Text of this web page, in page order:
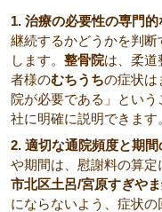
1. 治療の必要性の専門的
継続するかどうかを判
します。 整骨院は、柔道
者様のむちうちの症状は
院が必要である」とい
社に明確に説明できます
2. 適切な通院頻度と期
や期間は、慰謝料の算定
市北区土呂/宮原すぎや
にならないよう、症状